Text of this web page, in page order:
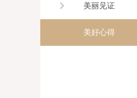
美丽见证
美好心得